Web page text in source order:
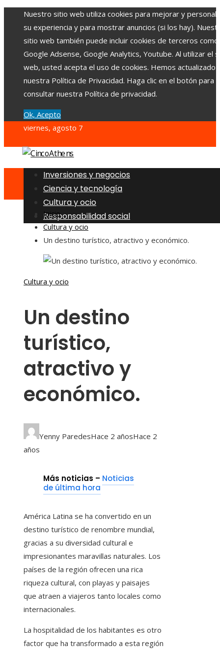
Nuestro sitio web utiliza cookies para mejorar y
su experiencia y para mostrar anuncios (si los hay).
sitio web también puede incluir cookies de terceros como
Google Adsense, Google Analytics, Youtube. Al utilizar el
web, usted acepta el uso de cookies. Hemos actualizado
nuestra Política de Privacidad. Haga clic en el botón para
consultar nuestra Política de privacidad.
Ok, Acepto
viernes, agosto 7
Inversiones y negocios
Ciencia y tecnología
Cultura y ocio
Responsabilidad social
Inicio
Cultura y ocio
Un destino turístico, atractivo y económico.
Cultura y ocio
Un destino
turístico,
atractivo y
económico.
Yenny ParedesHace 2 añosHace 2
años
Más noticias – Noticias
de última hora
América Latina se ha convertido en un
destino turístico de renombre mundial,
gracias a su diversidad cultural e
impresionantes maravillas naturales. Los
países de la región ofrecen una rica
riqueza cultural, con playas y paisajes
que atraen a viajeros tanto locales como
internacionales.
La hospitalidad de los habitantes es otro
factor que ha transformado a esta región